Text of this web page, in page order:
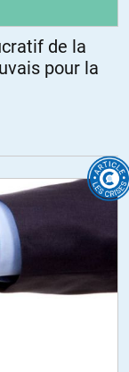
de la
pour la